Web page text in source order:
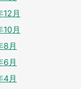
月
月
8月
6月
4月